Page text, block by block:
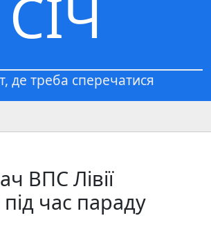
СІЧ
де треба сперечатися
ВПС Лівії
час параду